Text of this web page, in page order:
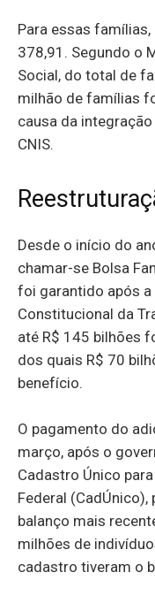
Para essas
378,91. Segundo o
Social, do total de
milhão de famílias
causa da
CNIS.
Desde o início do
chamar-se Bolsa
foi garantido após a
Constitucional da
até R$ 145 bilhões
dos quais R$ 70
benefício.
O pagamento do
março, após o
Cadastro Único
Federal
balanço mais
milhões de
cadastro tiveram o